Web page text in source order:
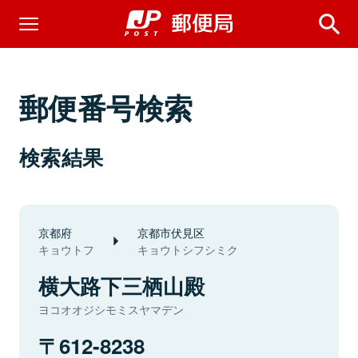
郵便番号検索
検索結果
京都府
キョウトフ
京都市伏見区
キョウトシフシミク
横大路下三栖山殿
ヨコオオジシモミスヤマデン
612-8238